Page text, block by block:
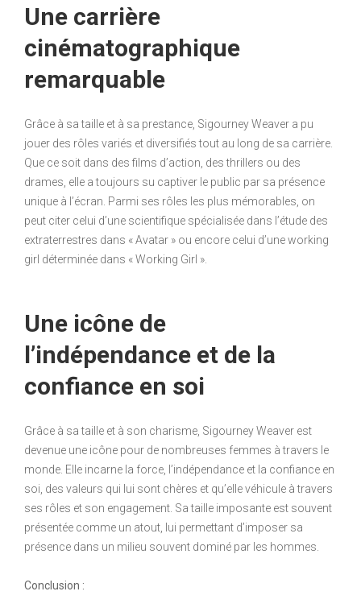
Une carrière
cinématographique
remarquable
Grâce à sa taille et à sa prestance, Sigourney Weaver a pu
jouer des rôles variés et diversifiés tout au long de sa carrière.
Que ce soit dans des films d’action, des thrillers ou des
drames, elle a toujours su captiver le public par sa présence
unique à l’écran. Parmi ses rôles les plus mémorables, on
peut citer celui d’une scientifique spécialisée dans l’étude des
extraterrestres dans « Avatar » ou encore celui d’une working
girl déterminée dans « Working Girl ».
Une icône de
l’indépendance et de la
confiance en soi
Grâce à sa taille et à son charisme, Sigourney Weaver est
devenue une icône pour de nombreuses femmes à travers le
monde. Elle incarne la force, l’indépendance et la confiance en
soi, des valeurs qui lui sont chères et qu’elle véhicule à travers
ses rôles et son engagement. Sa taille imposante est souvent
présentée comme un atout, lui permettant d’imposer sa
présence dans un milieu souvent dominé par les hommes.
Conclusion :